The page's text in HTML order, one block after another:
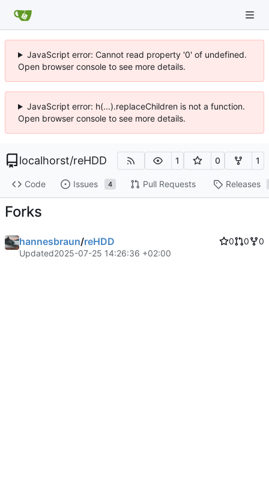
JavaScript error: Cannot read property '0' of undefined.
Open browser console to see more details.
JavaScript error: h(...).replaceChildren is not a function.
Open browser console to see more details.
localhorst/reHDD 1 0 1
Code Issues 4 Pull Requests Releases
Forks
hannesbraun/reHDD 0 0
0
Updated2025-07-25 14:26:36 +02:00